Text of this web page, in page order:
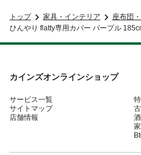
トップ 家具・インテリア 座布団
ひんやり flatty専用カバー パープル
カインズオンラインショップ
サービス一覧
サイトマップ
店舗情報